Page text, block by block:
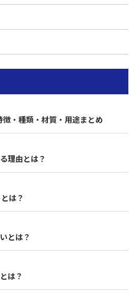
・種類・材質・用途まとめ
理由とは？
は？
とは？
は？